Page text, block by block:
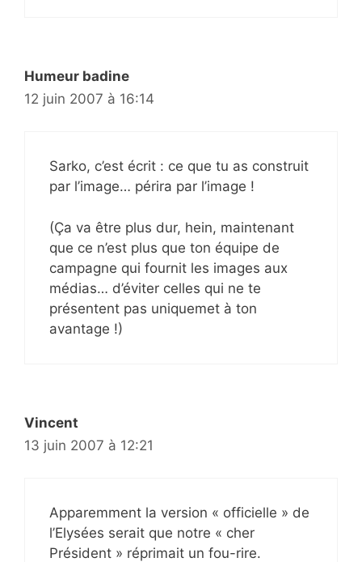
Humeur badine
12 juin 2007 à 16:14
Sarko, c’est écrit : ce que tu as construit
par l’image… périra par l’image !
(Ça va être plus dur, hein, maintenant
que ce n’est plus que ton équipe de
campagne qui fournit les images aux
médias… d’éviter celles qui ne te
présentent pas uniquemet à ton
avantage !)
Vincent
13 juin 2007 à 12:21
Apparemment la version « officielle » de
l’Elysées serait que notre « cher
Président » réprimait un fou-rire.